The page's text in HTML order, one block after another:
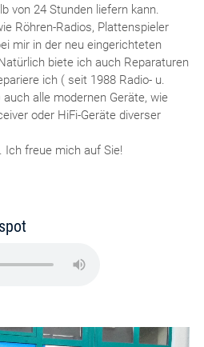
von 24 Stunden liefern kann.
Röhren-Radios, Plattenspieler
mir in der neu eingerichteten
biete ich auch Reparaturen
ich ( seit 1988 Radio- u.
alle modernen Geräte, wie
oder HiFi-Geräte diverser
Ich freue mich auf Sie!